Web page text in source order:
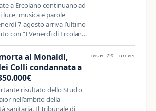
a Ercolano continuano ad
luce, musica e parole
7 agosto arriva l’ultimo
con “I Venerdì di Ercolan…
al Monaldi,
Colli condannata a
risultato dello Studio
nell’ambito della
sanitaria. Il Tribunale di
hace 20 horas